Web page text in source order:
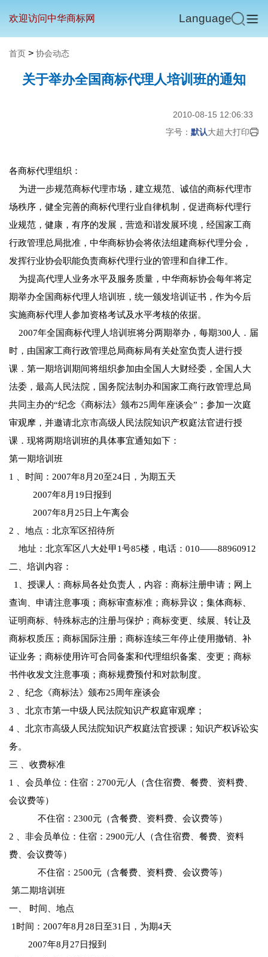
欢迎访问中华商标网 Language
首页 > 协会动态
关于举办全国商标代理人培训班的通知
2010-08-15 12:06:33
字号： 默认大超大打印
各商标代理组织：
为进一步规范商标代理市场，建立规范、诚信的商标代理市
场秩序，健全完善的商标代理行业自律机制，促进商标代理行
业规范，健康，有序的发展，营造和谐发展环境，经国家工商
行政管理总局批准，中华商标协会将依法组建商标代理分会，
发挥行业协会职能负责商标代理行业的管理和自律工作。
为提高代理人业务水平及服务质量，中华商标协会每年将定
期举办全国商标代理人培训班，统一颁发培训证书，作为今后
实施商标代理人参加资格考试及水平考核的依据。
2007年全国商标代理人培训班将分两期举办，每期300人．届
时，由国家工商行政管理总局商标局有关处室负责人进行授
课．第一期培训期间将组织参加由全国人大财经委，全国人大
法委，最高人民法院，国务院法制办和国家工商行政管理总局
共同主办的“纪念《商标法》颁布25周年座谈会”；参加一次庭
审观摩，并邀请北京市高级人民法院知识产权庭法官进行授
课．现将两期培训班的具体事宜通知如下：
第一期培训班
1 、时间：2007年8月20至24日，为期五天
2007年8月19日报到
2007年8月25日上午离会
2 、地点：北京军区招待所
地址：北京军区八大处甲1号85楼，电话：010——88960912
二、培训内容：
1、授课人：商标局各处负责人，内容：商标注册申请；网上
查询、申请注意事项；商标审查标准；商标异议；集体商标、
证明商标、特殊标志的注册与保护；商标变更、续展、转让及
商标权质压；商标国际注册；商标连续三年停止使用撤销、补
证业务；商标使用许可合同备案和代理组织备案、变更；商标
书件收发文注意事项；商标规费预付和对款制度。
2 、纪念《商标法》颁布25周年座谈会
3 、北京市第一中级人民法院知识产权庭审观摩；
4 、北京市高级人民法院知识产权庭法官授课；知识产权诉讼实
务。
三 、收费标准
1 、会员单位：住宿：2700元/人（含住宿费、餐费、资料费、
会议费等）
不住宿：2300元（含餐费、资料费、会议费等）
2 、非会员单位：住宿：2900元/人（含住宿费、餐费、资料
费、会议费等）
不住宿：2500元（含餐费、资料费、会议费等）
第二期培训班
一、 时间、地点
1时间：2007年8月28日至31日，为期4天
2007年8月27日报到